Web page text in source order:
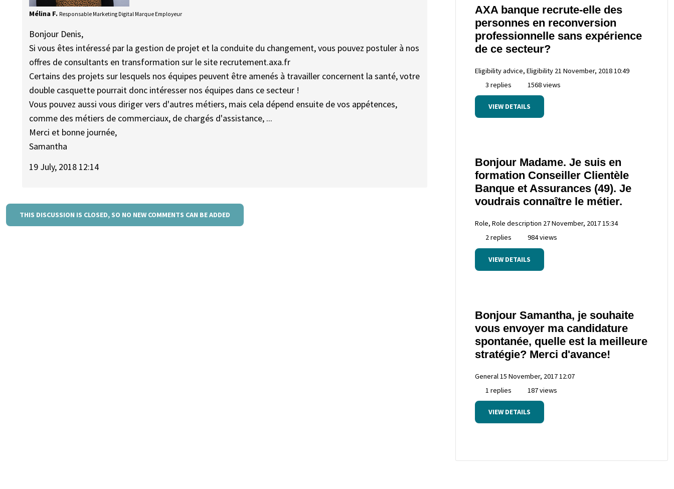
Mélina F. Responsable Marketing Digital Marque Employeur
Bonjour Denis,
Si vous êtes intéressé par la gestion de projet et la conduite du changement, vous pouvez postuler à nos
offres de consultants en transformation sur le site recrutement.axa.fr
Certains des projets sur lesquels nos équipes peuvent être amenés à travailler concernent la santé, votre
double casquette pourrait donc intéresser nos équipes dans ce secteur !
Vous pouvez aussi vous diriger vers d'autres métiers, mais cela dépend ensuite de vos appétences,
comme des métiers de commerciaux, de chargés d'assistance, ...
Merci et bonne journée,
Samantha
19 July, 2018 12:14
THIS DISCUSSION IS CLOSED, SO NO NEW COMMENTS CAN BE ADDED
AXA banque recrute-elle des
personnes en reconversion
professionnelle sans expérience
de ce secteur?
Eligibility advice, Eligibility 21 November, 2018 10:49
3 replies
1568 views
VIEW DETAILS
Bonjour Madame. Je suis en
formation Conseiller Clientèle
Banque et Assurances (49). Je
voudrais connaître le métier.
Role, Role description 27 November, 2017 15:34
2 replies
984 views
VIEW DETAILS
Bonjour Samantha, je souhaite
vous envoyer ma candidature
spontanée, quelle est la meilleure
stratégie? Merci d'avance!
General 15 November, 2017 12:07
1 replies
187 views
VIEW DETAILS